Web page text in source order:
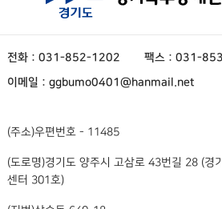
전화 : 031-852-1202
팩스 : 031-
이메일 : ggbumo0401@hanmail.net
(주소)우편번호 - 11485
(도로명)경기도 양주시 고삼로 43번길 28 (경
센터 301호)